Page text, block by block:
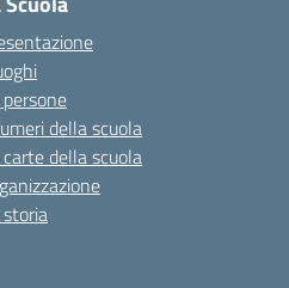
della scuola
carte della scuola